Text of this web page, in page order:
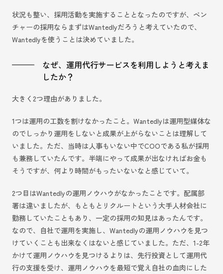
状況も整い、採用活動を実施することとなったのですが、ベン
チャーの採用ならまずはWantedlyだろうと考えていたので、
Wantedlyを使うことは決めていました。
なぜ、運用代行サービスを利用しようと考えま
したか？
大きく2つ理由がありました。
1つは運用の工数を割けなかったこと。Wantedlyは運用型媒体な
のでしっかり運用をしないと成果が上がらないことは理解して
いました。ただ、当時は人事もいない中でCOOである私が採用
も兼務していたんです。半端にやって成果が出なければお金も
そうですが、何より時間がもったいないなと感じていて。
2つ目はWantedlyの運用ノウハウがなかったことです。配属部
署は違いましたが、もともとリクルートという大手人材会社に
勤務していたこともあり、一定の採用の知見はあったんです。
なので、自社で運用を実施し、Wantedlyの運用ノウハウを見つ
けていくことも出来なくはないと感じていました。ただ、1-2年
かけて運用ノウハウを見つけるよりは、先行投資として運用代
行の支援を受け、運用ノウハウを最短で覚え自社の血肉にした